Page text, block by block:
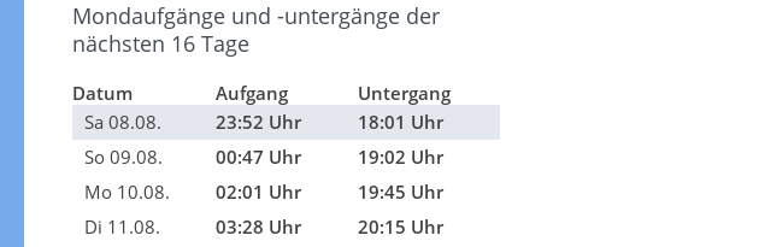
Mondaufgänge und -untergänge der
nächsten 16 Tage
Datum Aufgang
Untergang
Sa 08.08.
23:52 Uhr
18:01 Uhr
So 09.08.
00:47 Uhr
19:02 Uhr
Mo 10.08.
02:01 Uhr
19:45 Uhr
Di 11.08.
03:28 Uhr
20:15 Uhr